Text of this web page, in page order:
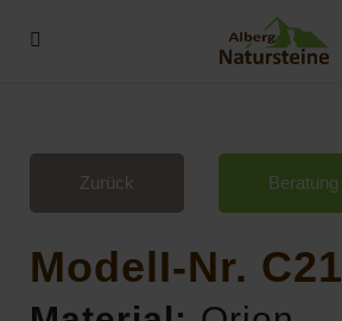
Zurück Beratung
ModelI-Nr. C21